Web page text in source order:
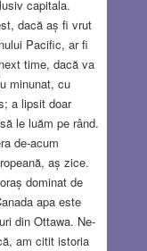
capitala.
dacă aș fi vrut
Pacific, ar fi
time, dacă va
minunat, cu
a lipsit doar
le luăm pe rând.
de-acum
aș zice.
dominat de
apa este
din Ottawa. Ne-
am citit istoria